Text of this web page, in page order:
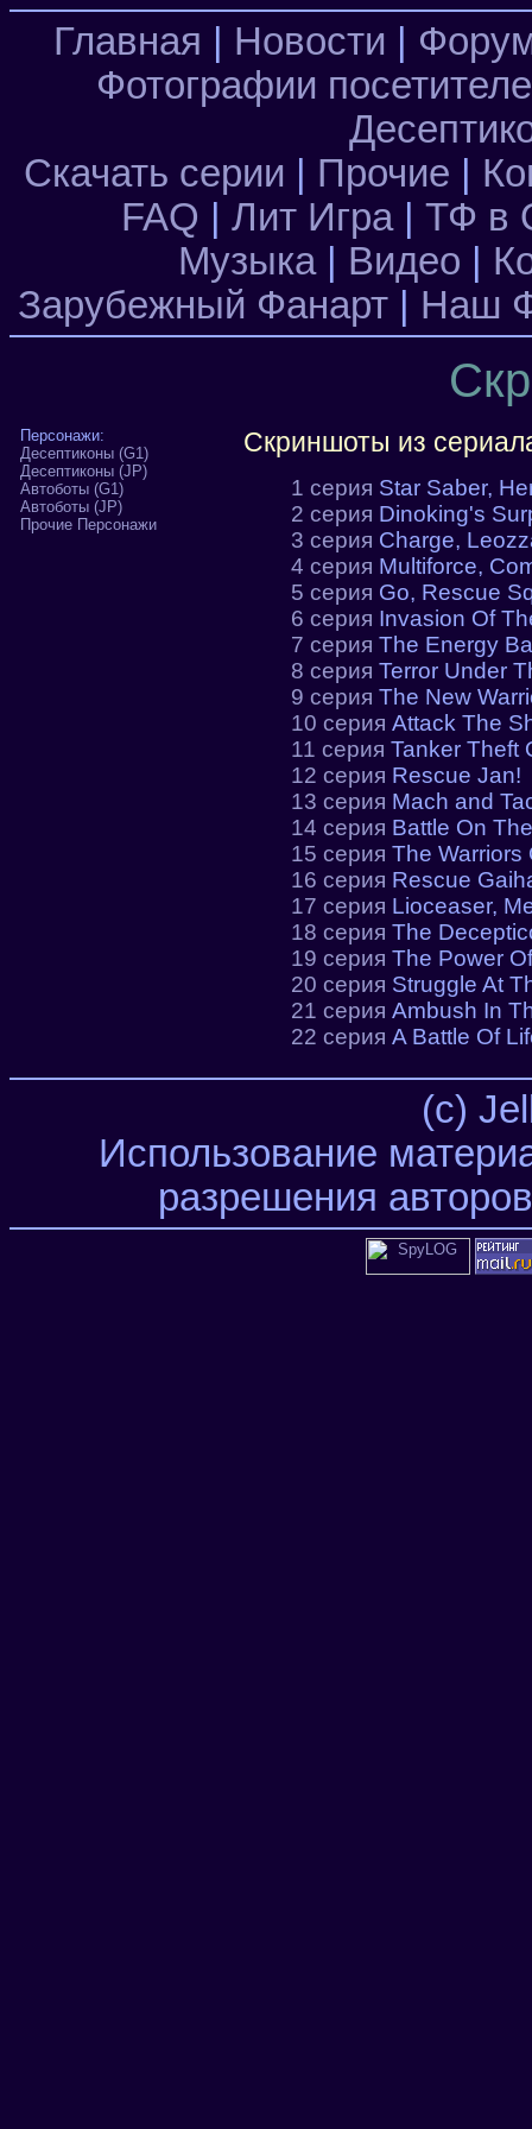
Главная Новости
Фотографии
Скачать серии
Прочие
FAQ
Лит Игра| ТФ в
Музыка| Видео
Зарубежный Фанарт
Наш
Персонажи:
Десептиконы (G1)
Десептиконы (JP)
Автоботы (G1)
Автоботы (JP)
Прочие Персонажи
Скриншоты из
1 серия Star Saber,
2 серия Dinoking's
3 серия Charge,
4 серия Multiforce,
5 серия Go, Rescue
6 серия Invasion Of
7 серия The Energy
8 серия Terror Under
9 серия The New
10 серия Attack The
11 серия Tanker Theft
12 серия Rescue Jan!
13 серия Mach and
14 серия Battle On
15 серия The Warriors
16 серия Rescue
17 серия Lioceaser,
18 серия The
19 серия The Power
20 серия Struggle At
21 серия Ambush In
22 серия A Battle Of
(c)
Использование
разрешения